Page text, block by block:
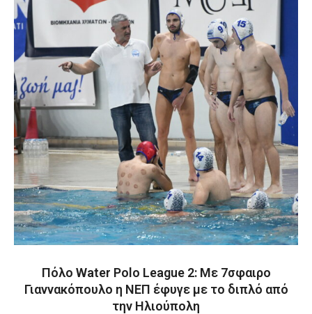
Πόλο Water Polo League 2: Με 7σφαιρο
Γιαννακόπουλο η ΝΕΠ έφυγε με το διπλό από
την Ηλιούπολη